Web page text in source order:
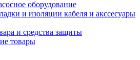
оборудование
и изоляции кабеля и акссесуары
и средства защиты
товары